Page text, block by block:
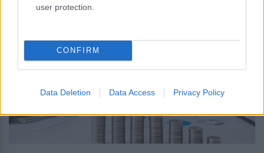
user protection.
CONFIRM
Data Deletion Data Access Privacy Policy